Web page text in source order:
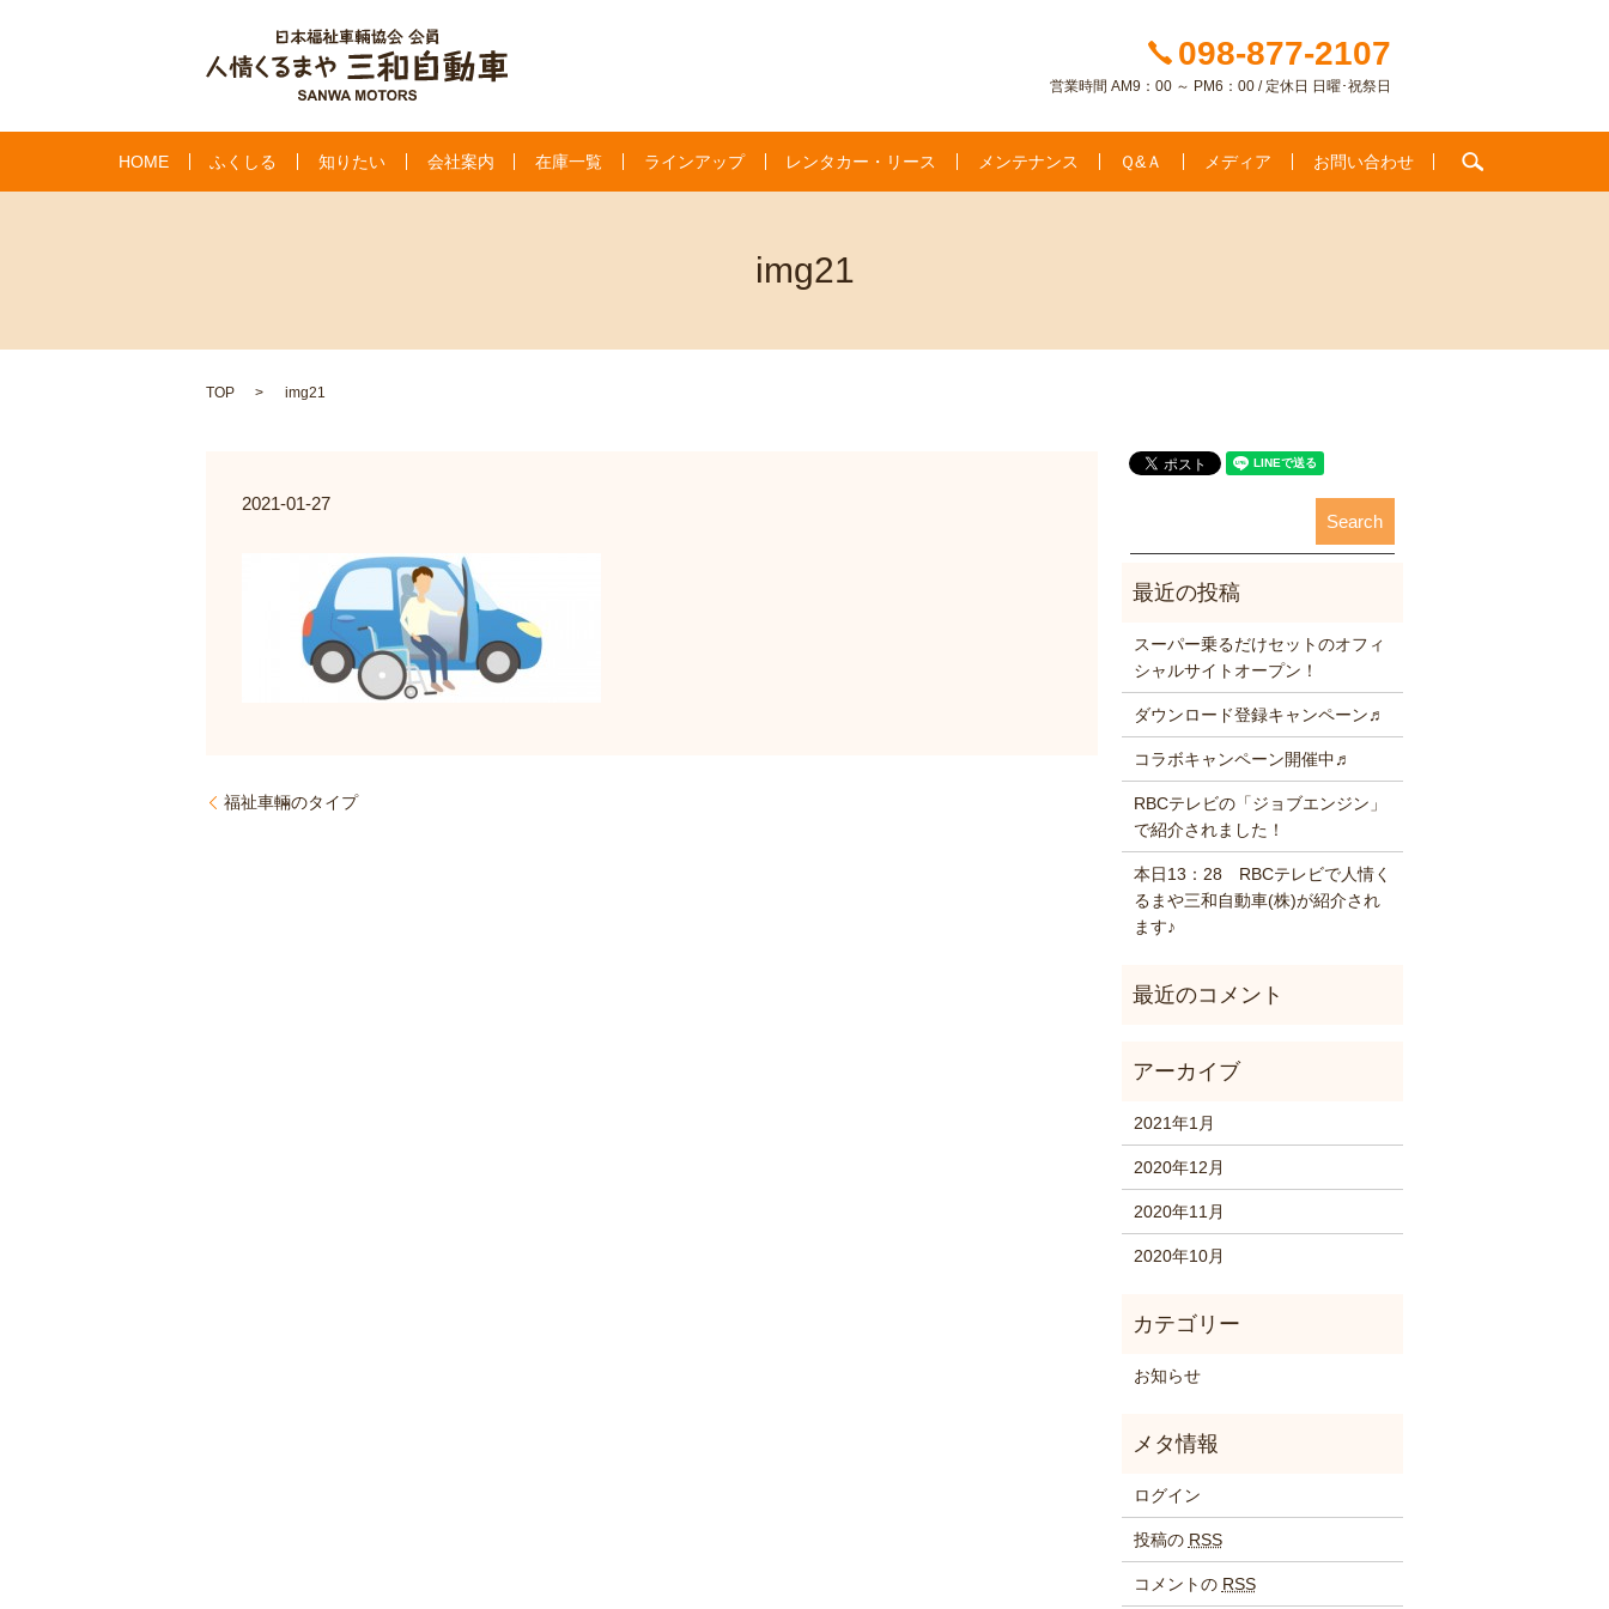
098-877-2107
営業時間 AM9：00 ～ PM6：00 / 定休日 日曜･祝祭日
HOME ふくしる 知りたい 会社案内 在庫一覧 ラインアップ レンタカー・リース メンテナンス Ｑ&Ａ メディア お問い合わせ
img21
TOP img21
2021-01-27
福祉車輛のタイプ
スーパー乗るだけセットのオフィ
シャルサイトオープン！
ダウンロード登録キャンペーン♬
コラボキャンペーン開催中♬
RBCテレビの「ジョブエンジン」
で紹介されました！
本日13：28 RBCテレビで人情く
るまや三和自動車(株)が紹介され
ます♪
2021年1月
2020年12月
2020年11月
2020年10月
お知らせ
ログイン
投稿の RSS
コメントの RSS